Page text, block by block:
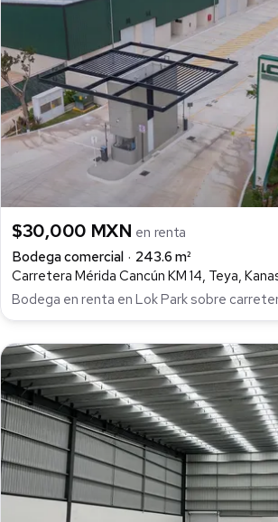
$30,000 MXN en renta
Bodega comercial
243.6 m²
Carretera Mérida Cancún KM 14, Teya,
Bodega en renta en Lok Park sobre